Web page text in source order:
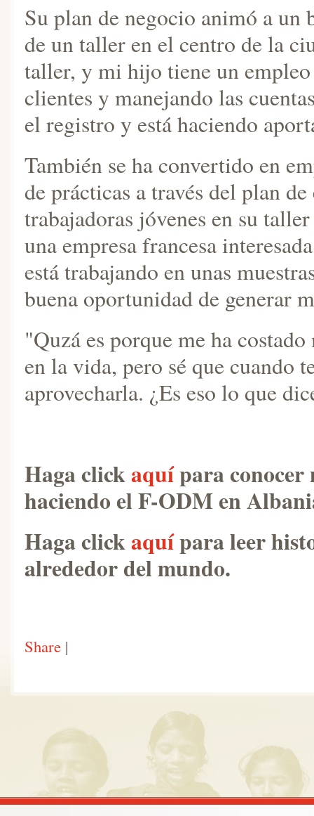
Su plan de negocio animó a
de un taller en el centro de la
taller, y mi hijo tiene un
clientes y manejando las
el registro y está haciendo
También se ha convertido en
de prácticas a través del plan
trabajadoras jóvenes en su
una empresa francesa
está trabajando en unas
buena oportunidad de generar
"Quzá es porque me ha
en la vida, pero sé que cuando
aprovecharla. ¿Es eso lo que
Haga clickaquípara conocer
haciendo el F-ODM en
Haga clickaquípara leer
alrededor del mundo.
Share |